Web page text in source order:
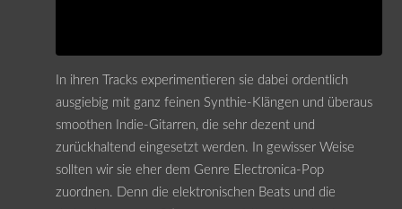
In ihren Tracks experimentieren sie dabei ordentlich
ausgiebig mit ganz feinen Synthie-Klängen und überaus
smoothen Indie-Gitarren, die sehr dezent und
zurückhaltend eingesetzt werden. In gewisser Weise
sollten wir sie eher dem Genre Electronica-Pop
zuordnen. Denn die elektronischen Beats und die